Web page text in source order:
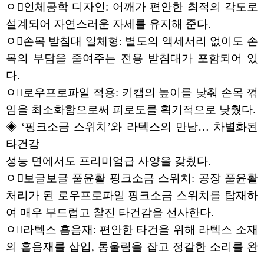
ﾷ인체공학 디자인: 어깨가 편안한 최적의 각도로
설계되어 자연스러운 자세를 유지해 준다.
ﾷ손목 받침대 일체형: 별도의 액세서리 없이도 손
목의 부담을 줄여주는 전용 받침대가 포함되어 있
다.
ﾷ로우프로파일 적용: 키캡의 높이를 낮춰 손목 꺾
임을 최소화함으로써 피로도를 획기적으로 낮췄다.
◈ ‘핑크소금 스위치’와 라텍스의 만남… 차별화된
타건감
성능 면에서도 프리미엄급 사양을 갖췄다.
ﾷ보글보글 풀윤활 핑크소금 스위치: 공장 풀윤활
처리가 된 로우프로파일 핑크소금 스위치를 탑재하
여 매우 부드럽고 찰진 타건감을 선사한다.
ﾷ라텍스 흡음재: 편안한 타건을 위해 라텍스 소재
의 흡음재를 삽입, 통울림을 잡고 정갈한 소리를 완